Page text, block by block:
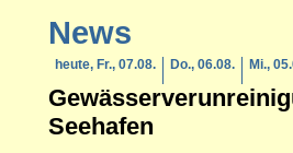
News
heute, Fr., 07.08. Do., 06.08. Mi.,
Seehafen